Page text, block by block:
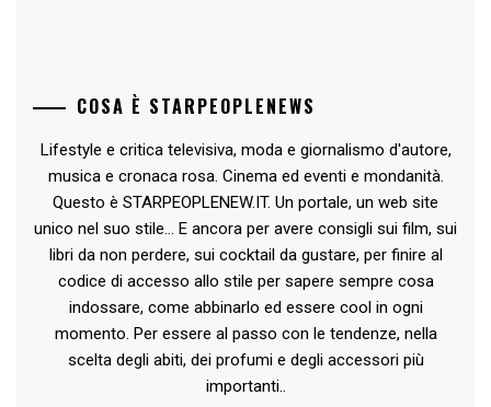
COSA È STARPEOPLENEWS
Lifestyle e critica televisiva, moda e giornalismo d'autore,
musica e cronaca rosa. Cinema ed eventi e mondanità.
Questo è STARPEOPLENEW.IT. Un portale, un web site
unico nel suo stile... E ancora per avere consigli sui film, sui
libri da non perdere, sui cocktail da gustare, per finire al
codice di accesso allo stile per sapere sempre cosa
indossare, come abbinarlo ed essere cool in ogni
momento. Per essere al passo con le tendenze, nella
scelta degli abiti, dei profumi e degli accessori più
importanti..